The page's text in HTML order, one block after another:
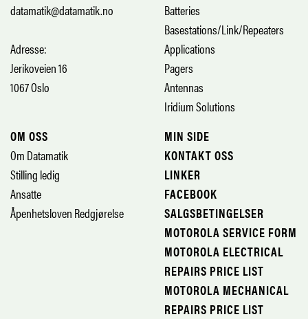
datamatik@datamatik.no
Adresse:
Jerikoveien 16
1067 Oslo
Batteries
Basestations/Link/Repeaters
Applications
Pagers
Antennas
Iridium Solutions
OM OSS
Om Datamatik
Stilling ledig
Ansatte
Åpenhetsloven Redgjørelse
MIN SIDE
KONTAKT OSS
LINKER
FACEBOOK
SALGSBETINGELSER
MOTOROLA SERVICE FORM
MOTOROLA ELECTRICAL
REPAIRS PRICE LIST
MOTOROLA MECHANICAL
REPAIRS PRICE LIST